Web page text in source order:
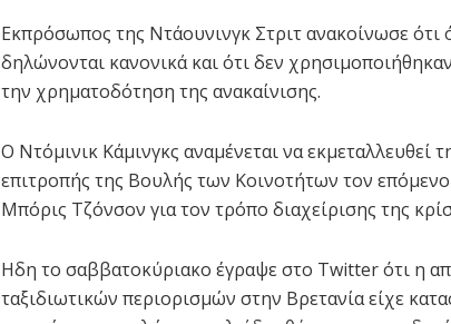
Εκπρόσωπος της Ντάουνινγκ Στριτ ανακοίνωσε ότι
δηλώνονται κανονικά και ότι δεν
την χρηματοδότηση της ανακαίνισης.
Ο Ντόμινικ Κάμινγκς αναμένεται να εκμεταλλευθεί
επιτροπής της Βουλής των Κοινοτήτων τον
Μπόρις Τζόνσον για τον τρόπο διαχείρισης της
Ηδη το σαββατοκύριακο έγραψε στο Twitter ότι η
ταξιδιωτικών περιορισμών στην Βρετανία είχε